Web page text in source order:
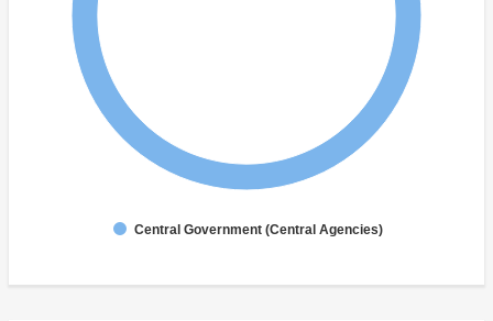
Central Government (Central Agencies)